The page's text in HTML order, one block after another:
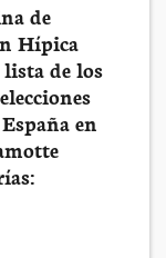
de
Hípica
de los
en